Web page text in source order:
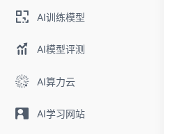
AI训练模型
AI模型评测
AI算力云
AI学习网站